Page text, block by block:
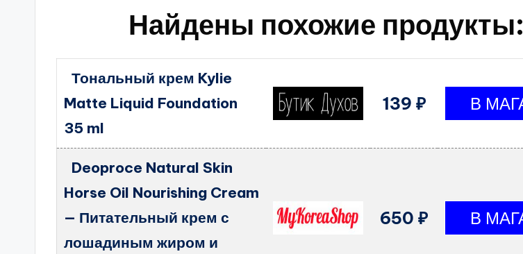
Найдены похожие продукты:
Тональный крем Kylie
Matte Liquid Foundation
35 ml
139 ₽
Deoproce Natural Skin
Horse Oil Nourishing Cream
— Питательный крем с
лошадиным жиром и
650 ₽